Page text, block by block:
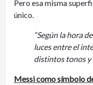
Pero esa misma
único.
“Según la hora
luces entre el
distintos tonos y
Messi como símbolo